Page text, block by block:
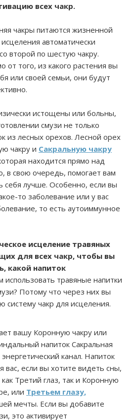
всех чакр.
чакры питаются жизненной
автоматически
второй по шестую чакру.
от того, из какого растения вы
или своей семьи, они будут
истощены или больны,
смузи не только
из лесных орехов. Лесной орех
чакру и Сакральную чакру
находится прямо над
в свою очередь, помогает вам
себя лучше. Особенно, если вы
то заболевание или у вас
то есть аутоиммунное
исцеление травяных
для всех чакр, чтобы вы
какой напиток
использовать травяные напитки
Потому что через них вы
систему чакр для исцеления.
вашу Коронную чакру или
напиток Сакральная
канал. Напиток
вас, если вы хотите видеть сны,
Третий глаз, так и Коронную
или Третьем глазу,
мечты. Если вы добавите
это активирует